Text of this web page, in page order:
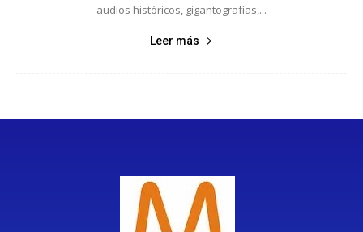
audios históricos, gigantografías,...
Leer más